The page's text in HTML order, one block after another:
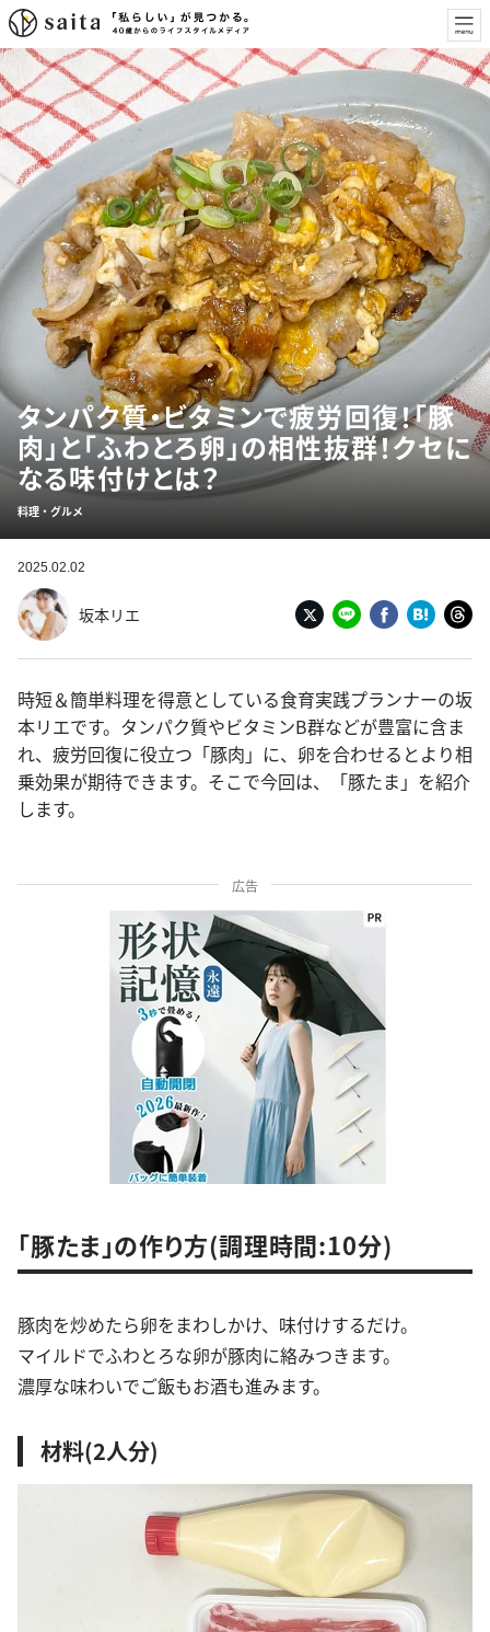
タンパク質・ビタミンで疲労回復！「豚
肉」と「ふわとろ卵」の相性抜群！クセに
なる味付けとは？
料理・グルメ
2025.02.02
坂本リエ
時短＆簡単料理を得意としている食育実践プランナーの坂
本リエです。タンパク質やビタミンB群などが豊富に含ま
れ、疲労回復に役立つ「豚肉」に、卵を合わせるとより相
乗効果が期待できます。そこで今回は、「豚たま」を紹介
します。
広告
「豚たま」の作り方(調理時間:10分)
豚肉を炒めたら卵をまわしかけ、味付けするだけ。
マイルドでふわとろな卵が豚肉に絡みつきます。
濃厚な味わいでご飯もお酒も進みます。
材料(2人分)